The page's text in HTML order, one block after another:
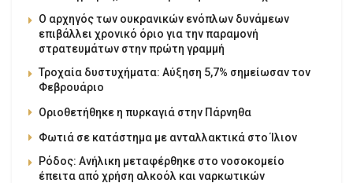
Ο αρχηγός των ουκρανικών ενόπλων δυνάμεων
επιβάλλει χρονικό όριο για την παραμονή
στρατευμάτων στην πρώτη γραμμή
Τροχαία δυστυχήματα: Αύξηση 5,7% σημείωσαν τον
Φεβρουάριο
Οριοθετήθηκε η πυρκαγιά στην Πάρνηθα
Φωτιά σε κατάστημα με ανταλλακτικά στο Ίλιον
Ρόδος: Ανήλικη μεταφέρθηκε στο νοσοκομείο
έπειτα από χρήση αλκοόλ και ναρκωτικών